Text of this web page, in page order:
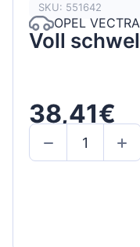
SKU: 551642
OPEL
Voll
38,41€